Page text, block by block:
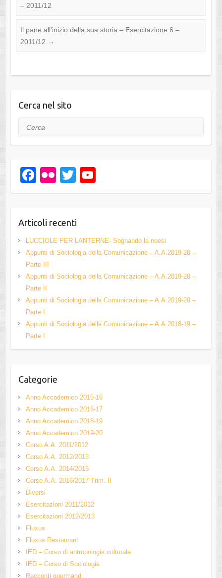
– 2011/12
Il pane all’inizio della sua storia – Esercitazione 6 –
2011/12 →
Cerca nel sito
Cerca
F
a
e
b
o
o
k
Fl
ic
T
wi
er
o
u
b
e
h
a
n
Articoli recenti
LUCCIOLE PER LANTERNE- Sognando la noesi
Appunti di Sociologia della Comunicazione – A.A.2019-20 –
Parte III
Appunti di Sociologia della Comunicazione – A.A.2019-20 –
Parte II
Appunti di Sociologia della Comunicazione – A.A.2019-20 –
Parte I
Appunti di Sociologia della Comunicazione – A.A.2018-19 –
Parte I
Categorie
Anno Accademico 2015-16
Anno Accademico 2016-17
Anno Accademico 2018-19
Anno Accademico 2019-20
Corso A.A. 2011/2012
Corso A.A. 2012/2013
Corso A.A. 2014/2015
Corso A.A. 2016/2017 Trim. II
Diversi
Esercitazioni 2011/2012
Esercitazioni 2012/2013
Fluxus
Fluxus Restaurant
IED – Corso di antropologia culturale
IED – Corso di Sociologia
Racconti gourmand